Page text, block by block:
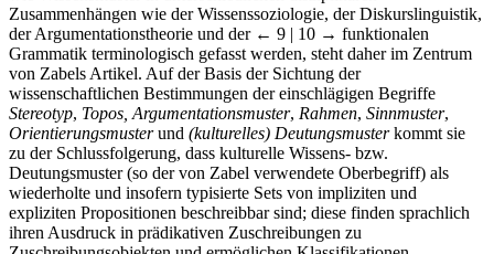
Zusammenhängen wie der Wissenssoziologie, der Diskurslinguistik,
der Argumentationstheorie und der ← 9 | 10 → funktionalen
Grammatik terminologisch gefasst werden, steht daher im Zentrum
von Zabels Artikel. Auf der Basis der Sichtung der
wissenschaftlichen Bestimmungen der einschlägigen Begriffe
Stereotyp, Topos, Argumentationsmuster, Rahmen, Sinnmuster,
Orientierungsmusterund (kulturelles) Deutungsmusterkommt sie
zu der Schlussfolgerung, dass kulturelle Wissens- bzw.
Deutungsmuster (so der von Zabel verwendete Oberbegriff) als
wiederholte und insofern typisierte Sets von impliziten und
expliziten Propositionen beschreibbar sind; diese finden sprachlich
ihren Ausdruck in prädikativen Zuschreibungen zu